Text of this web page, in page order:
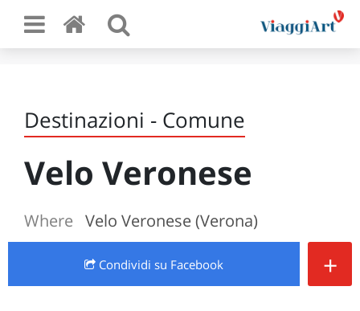
Destinazioni - Comune
Velo Veronese
Where Velo Veronese (Verona)
Condividi su Facebook +